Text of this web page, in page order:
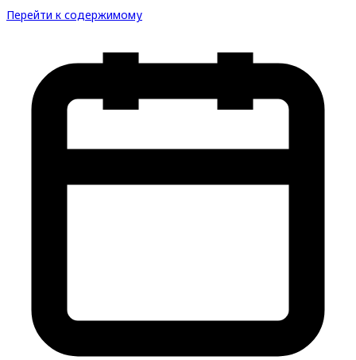
Перейти к содержимому